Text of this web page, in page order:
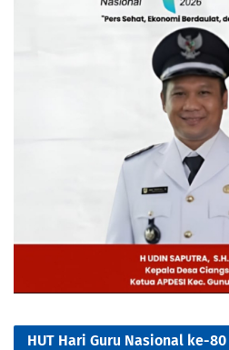
HUT Hari Guru Nasional ke-80